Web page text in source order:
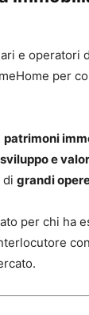
e operatori
per
patrimoni
sviluppo e
di grandi
per chi ha